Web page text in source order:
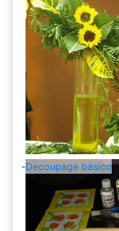
-Decoupage básico